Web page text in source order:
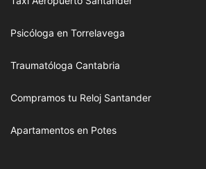
Psicóloga en Torrelavega
Traumatóloga Cantabria
Compramos tu Reloj Santander
Apartamentos en Potes